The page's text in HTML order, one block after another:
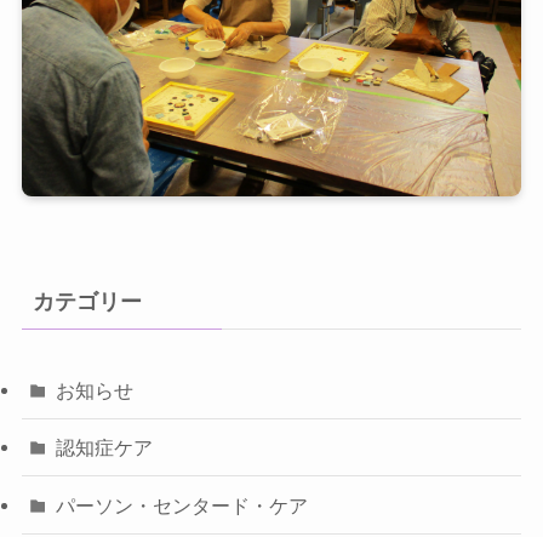
カテゴリー
お知らせ
認知症ケア
パーソン・センタード・ケア